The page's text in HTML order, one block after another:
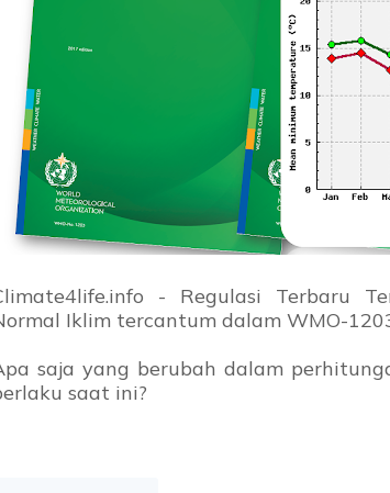
- Regulasi Terbaru
Iklim tercantum dalam WMO-
saja yang berubah dalam
saat ini?